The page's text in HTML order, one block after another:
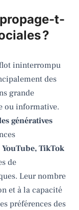
t-
?
ininterrompu
des
grande
ou informative.
génératives
YouTube, TikTok
de
Leur nombre
et à la capacité
préférences des